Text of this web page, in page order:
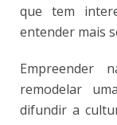
que tem
entender mais
Empreender
remodelar
difundir a